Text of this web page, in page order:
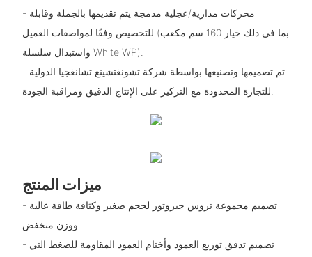
- محركات مدارية/عجلية مدمجة يتم تقديمها بالجملة وقابلة
للتخصيص وفقًا لمواصفات العميل (بما في ذلك خيار 160 سم مكعب
واستبدال سلسلة White WP).
- تم تصميمها وتصنيعها بواسطة شركة تشونغتشينغ تشانغجيا الدولية
ميزات المنتج
- تصميم مجموعة تروس جيروتور لحجم صغير وكثافة طاقة عالية
ووزن منخفض.
- تصميم تدفق توزيع العمود وأختام العمود المقاومة للضغط التي